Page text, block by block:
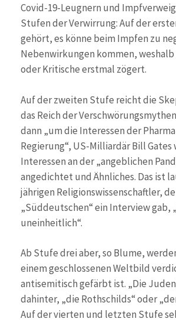
Covid-19-Leugnern und
Stufen der Verwirrung: Auf der
gehört, es könne beim Impfen zu
Nebenwirkungen kommen,
oder Kritische erstmal zögert.
Auf der zweiten Stufe reicht die
das Reich der
dann „um die Interessen der
Regierung“, US-Milliardär Bill Gates
Interessen an der „angeblichen
angedichtet und Ähnliches. Das ist
jährigen Religionswissenschaftler,
„Süddeutschen“ ein Interview gab,
uneinheitlich“.
Ab Stufe drei aber, so Blume,
einem geschlossenen Weltbild
antisemitisch gefärbt ist. „Die
dahinter, „die Rothschilds“ oder
Auf der vierten und letzten Stufe